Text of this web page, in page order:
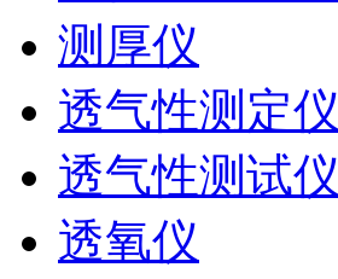
测厚仪
透气性测定仪
透气性测试仪
透氧仪